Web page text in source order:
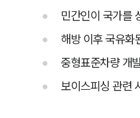
민간인이 국가를
해방 이후 국유화
중형표준차량 개
보이스피싱 관련